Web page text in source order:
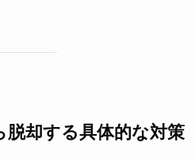
脱却する具体的な対策